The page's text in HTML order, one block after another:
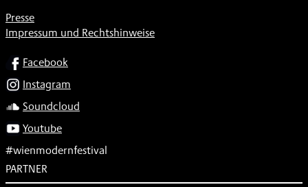
Presse
Impressum und Rechtshinweise
SOCIALFacebook
Instagram
Soundcloud
Youtube
#wienmodernfestival
PARTNER